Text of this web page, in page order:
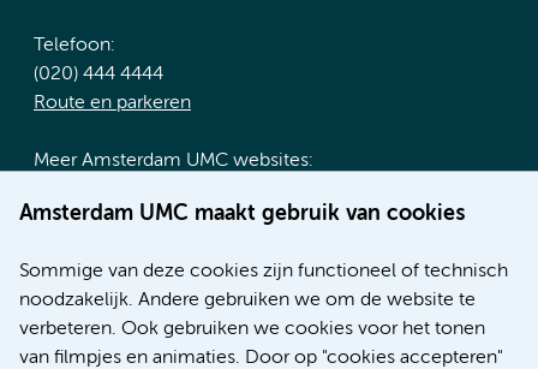
Amsterdam UMC maakt gebruik van cookies
Sommige van deze cookies zijn functioneel of technisch
noodzakelijk. Andere gebruiken we om de website te
verbeteren. Ook gebruiken we cookies voor het tonen
van filmpjes en animaties. Door op "cookies accepteren"
Telefoon:
(020) 444 4444
Route en parkeren
Meer Amsterdam UMC websites:
Werken bij Amsterdam UMC
Nieuws
Research
Educatie locatie AMC
Educatie locatie VUmc